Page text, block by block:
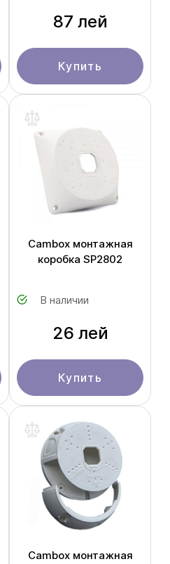
87 лей
Купить
Cambox монтажная
коробка SP2802
В наличии
26 лей
Купить
Cambox монтажная